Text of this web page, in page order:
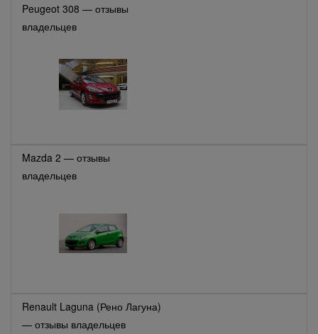
Peugeot 308 — отзывы
владельцев
Mazda 2 — отзывы
владельцев
Renault Laguna (Рено Лагуна)
— отзывы владельцев